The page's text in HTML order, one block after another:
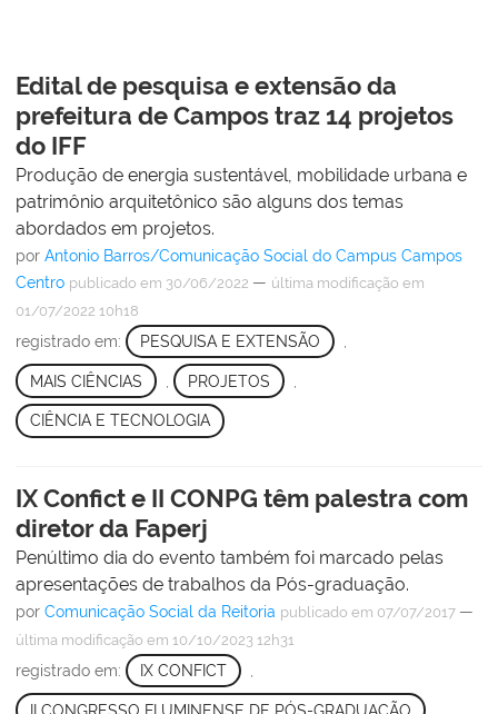
Edital de pesquisa e extensão da
prefeitura de Campos traz 14 projetos
do IFF
Produção de energia sustentável, mobilidade urbana e
patrimônio arquitetônico são alguns dos temas
abordados em projetos.
por Antonio Barros/Comunicação Social do Campus Campos
Centro publicado em 30/06/2022 — última modificação em
01/07/2022 10h18
registrado em: PESQUISA E EXTENSÃO
MAIS CIÊNCIAS PROJETOS
CIÊNCIA E TECNOLOGIA
IX Confict e II CONPG têm palestra com
diretor da Faperj
Penúltimo dia do evento também foi marcado pelas
apresentações de trabalhos da Pós-graduação.
por Comunicação Social da Reitoria publicado em 07/07/2017 —
última modificação em 10/10/2023 12h31
registrado em: IX CONFICT